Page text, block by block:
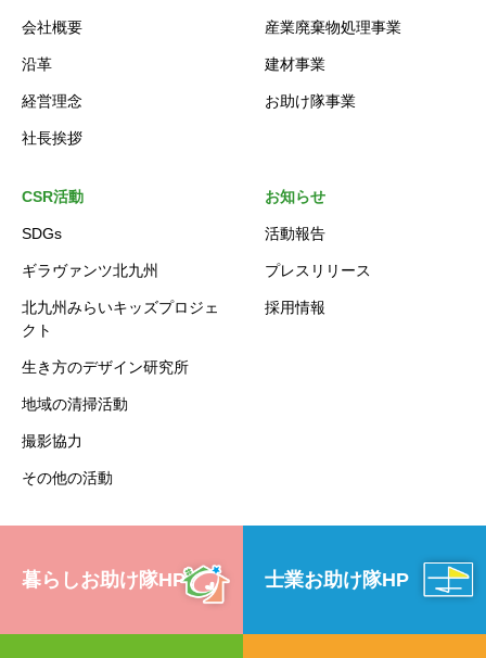
会社概要
沿革
経営理念
社長挨拶
産業廃棄物処理事業
建材事業
お助け隊事業
CSR活動
SDGs
ギラヴァンツ北九州
北九州みらいキッズプロジェ
クト
生き方のデザイン研究所
地域の清掃活動
撮影協力
その他の活動
お知らせ
活動報告
プレスリリース
採用情報
暮らしお助け隊HP 士業お助け隊HP